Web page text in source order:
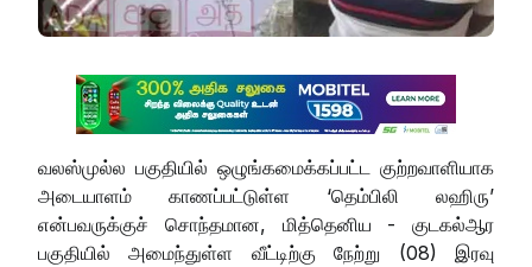
வலஸ்முல்ல பகுதியில் ஒழுங்கமைக்கப்பட்ட குற்றவாளியாக
அடையாளம் காணப்பட்டுள்ள ‘தெம்பிலி லஹிரு’
என்பவருக்குச் சொந்தமான, மித்தெனிய - குடகல்ஆர
பகுதியில் அமைந்துள்ள வீட்டிற்கு நேற்று (08) இரவு